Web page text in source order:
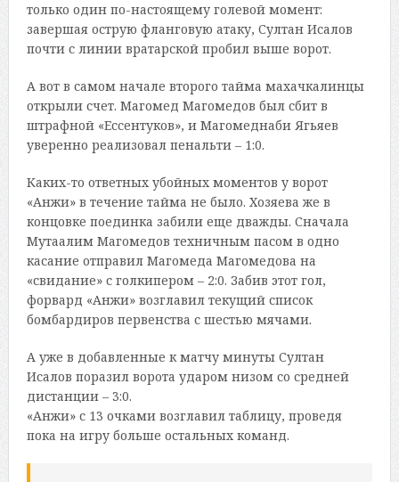
только один по-настоящему голевой момент:
завершая острую фланговую атаку, Султан Исалов
почти с линии вратарской пробил выше ворот.
А вот в самом начале второго тайма махачкалинцы
открыли счет. Магомед Магомедов был сбит в
штрафной «Ессентуков», и Магомеднаби Ягьяев
уверенно реализовал пенальти – 1:0.
Каких-то ответных убойных моментов у ворот
«Анжи» в течение тайма не было. Хозяева же в
концовке поединка забили еще дважды. Сначала
Мутаалим Магомедов техничным пасом в одно
касание отправил Магомеда Магомедова на
«свидание» с голкипером – 2:0. Забив этот гол,
форвард «Анжи» возглавил текущий список
бомбардиров первенства с шестью мячами.
А уже в добавленные к матчу минуты Султан
Исалов поразил ворота ударом низом со средней
дистанции – 3:0.
«Анжи» с 13 очками возглавил таблицу, проведя
пока на игру больше остальных команд.